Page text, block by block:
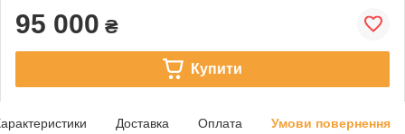
95 000 ₴
Купити
Доставка Оплата Умови повернення